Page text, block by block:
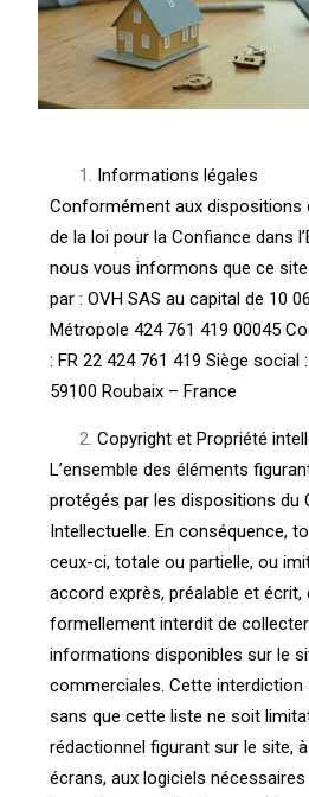
Informations légales
Conformément aux dispositions
de la loi pour la Confiance dans
nous vous informons que ce
par : OVH SAS au capital de 10
Métropole 424 761 419 00045
: FR 22 424 761 419 Siège social
59100 Roubaix – France
Copyright et Propriété
L’ensemble des éléments
protégés par les dispositions du
Intellectuelle. En conséquence,
ceux-ci, totale ou partielle, ou
accord exprès, préalable et
formellement interdit de collecter
informations disponibles sur le
commerciales. Cette interdiction
sans que cette liste ne soit
rédactionnel figurant sur le site,
écrans, aux logiciels nécessaires